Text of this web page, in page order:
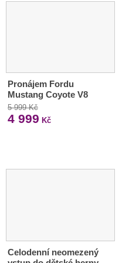
Pronájem Fordu
Mustang Coyote V8
5 999 Kč
4 999 Kč
Celodenní neomezený